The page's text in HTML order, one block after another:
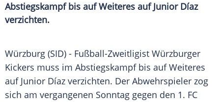
Abstiegskampf bis auf Weiteres auf Junior Díaz
verzichten.
Würzburg (SID) - Fußball-Zweitligist Würzburger
Kickers muss im Abstiegskampfbis auf Weiteres
auf Junior Díaz verzichten. Der Abwehrspieler zog
sich am vergangenen Sonntag gegen den 1. FC